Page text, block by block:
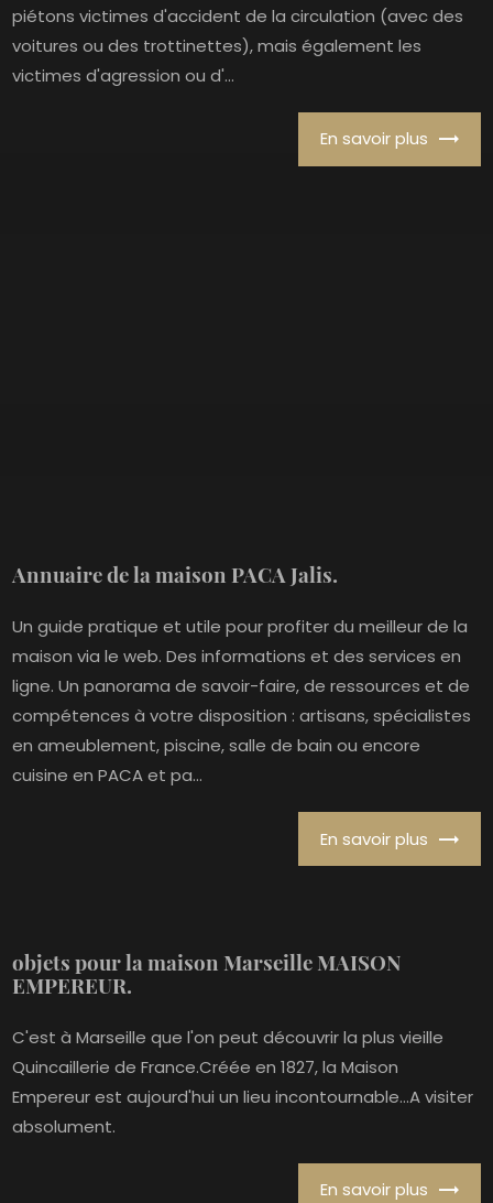
piétons victimes d'accident de la circulation (avec des
voitures ou des trottinettes), mais également les
victimes d'agression ou d'...
En savoir plus
Annuaire de la maison PACA Jalis.
Un guide pratique et utile pour profiter du meilleur de la
maison via le web. Des informations et des services en
ligne. Un panorama de savoir-faire, de ressources et de
compétences à votre disposition : artisans, spécialistes
en ameublement, piscine, salle de bain ou encore
cuisine en PACA et pa...
En savoir plus
objets pour la maison Marseille MAISON
EMPEREUR.
C'est à Marseille que l'on peut découvrir la plus vieille
Quincaillerie de France.Créée en 1827, la Maison
Empereur est aujourd'hui un lieu incontournable...A visiter
absolument.
En savoir plus